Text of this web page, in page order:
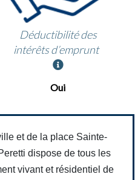
Déductibilité des
intérêts d’emprunt
Oui
et de la place Sainte-
dispose de tous les
vivant et résidentiel de